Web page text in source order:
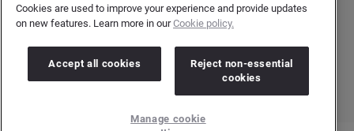
Copyright © 2026 Brandwatch. Todos los derechos reservados. Cision Group Ltd, 7th
Cookies are used to improve your experience and provide updates
on new features. Learn more in ourCookie policy.
Accept all cookies
Reject non-essential
cookies
Manage cookie